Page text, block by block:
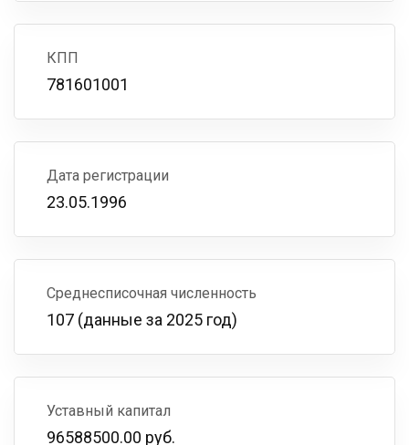
КПП
781601001
Дата регистрации
23.05.1996
Среднесписочная численность
107 (данные за 2025 год)
Уставный капитал
96588500.00 руб.